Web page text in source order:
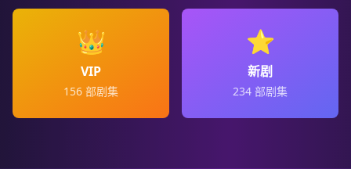
👑
VIP
156 部剧集
⭐
新剧
234 部剧集